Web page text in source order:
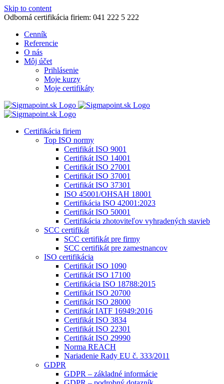
Skip to content
Odborná certifikácia firiem: 041 222 5 222
Cenník
Referencie
O nás
Môj účet
Prihlásenie
Moje kurzy
Moje certifikáty
Certifikácia firiem
Top ISO normy
Certifikát ISO 9001
Certifikát ISO 14001
Certifikát ISO 27001
Certifikát ISO 37001
Certifikát ISO 37301
ISO 45001/OHSAH 18001
Certifikácia ISO 42001:2023
Certifikát ISO 50001
Certifikácia zhotoviteľov vyhradených stavieb
SCC certifikát
SCC certifikát pre firmy
SCC certifikát pre zamestnancov
ISO certifikácia
Certifikát ISO 1090
Certifikát ISO 17100
Certifikácia ISO 18788:2015
Certifikát ISO 20700
Certifikát ISO 28000
Certifikát IATF 16949:2016
Certifikát ISO 3834
Certifikát ISO 22301
Certifikát ISO 29990
Norma REACH
Nariadenie Rady EU č. 333/2011
GDPR
GDPR – základné informácie